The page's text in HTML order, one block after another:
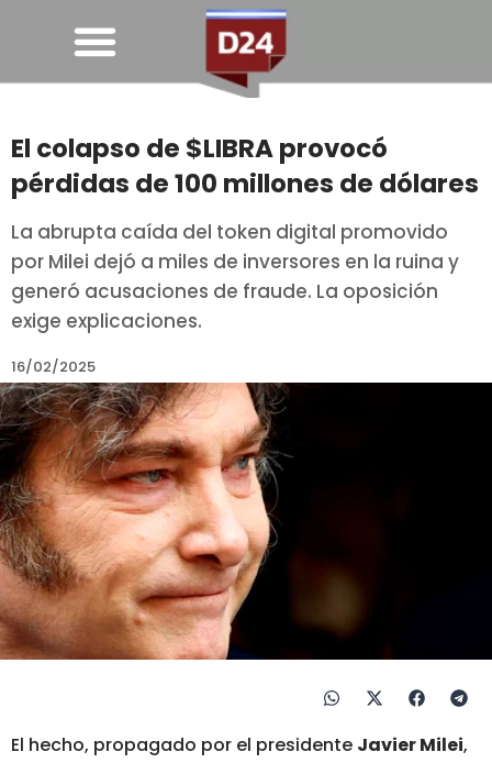
El colapso de $LIBRA provocó
pérdidas de 100 millones de dólares
La abrupta caída del token digital promovido
por Milei dejó a miles de inversores en la ruina y
generó acusaciones de fraude. La oposición
exige explicaciones.
16/02/2025
El hecho, propagado por el presidente Javier Milei,